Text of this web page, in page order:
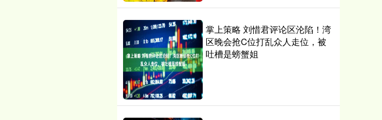
掌上策略 刘惜君评论区沦陷！湾
区晚会抢C位打乱众人走位，被
吐槽是螃蟹姐